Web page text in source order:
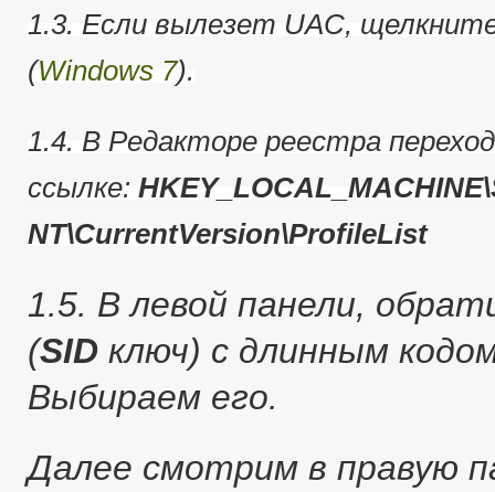
1.3. Если вылезет UAC,
(Windows 7).
1.4. В Редакторе реестра
ссылке:
NT\CurrentVersion\ProfileList
1.5. В левой панели,
(SID ключ) с длинным
Выбираем его.
Далее смотрим в правую